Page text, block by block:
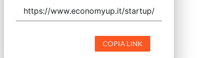
COPIA LINK